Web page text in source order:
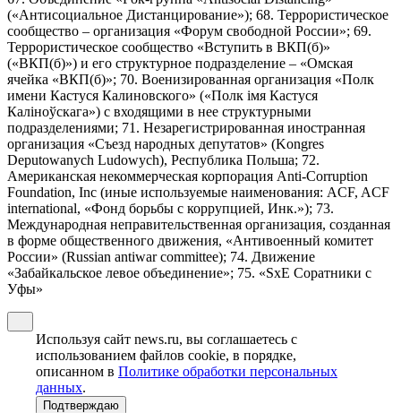
(«Антисоциальное Дистанцирование»); 68. Террористическое
сообщество – организация «Форум свободной России»; 69.
Террористическое сообщество «Вступить в ВКП(б)»
(«ВКП(б)») и его структурное подразделение – «Омская
ячейка «ВКП(б)»; 70. Военизированная организация «Полк
имени Кастуся Калиновского» («Полк iмя Кастуся
Калiноўскага») с входящими в нее структурными
подразделениями; 71. Незарегистрированная иностранная
организация «Съезд народных депутатов» (Kongres
Deputowanych Ludowych), Республика Польша; 72.
Американская некоммерческая корпорация Anti-Corruption
Foundation, Inc (иные используемые наименования: ACF, ACF
international, «Фонд борьбы с коррупцией, Инк.»); 73.
Международная неправительственная организация, созданная
в форме общественного движения, «Антивоенный комитет
России» (Russian antiwar committee); 74. Движение
«Забайкальское левое объединение»; 75. «SxE Соратники с
Уфы»
Используя сайт news.ru, вы соглашаетесь с
использованием файлов cookie, в порядке,
описанном в Политике обработки персональных
данных.
Подтверждаю